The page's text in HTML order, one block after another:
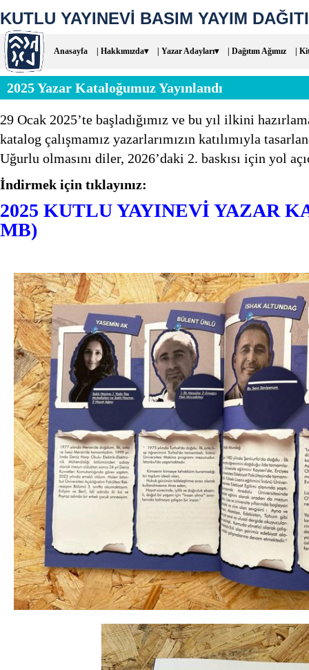
KUTLU YAYINEVİ BASIM YAYIM
Anasayfa | Hakkımızda▾ | Yazar Adayları▾ | Dağıtım Ağımız |
2025 Yazar Kataloğumuz Yayınlandı
29 Ocak 2025’te başladığımız ve bu yıl ilkini
katalog çalışmamız yazarlarımızın katılımıyla
Uğurlu olmasını diler, 2026’daki 2. baskısı için yol
İndirmek için tıklayınız:
2025 KUTLU YAYINEVİ YAZAR
MB)